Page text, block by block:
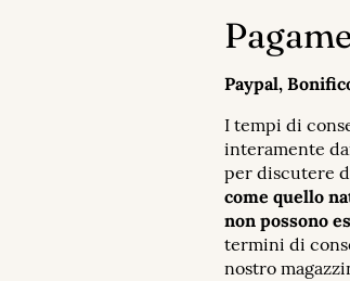
Paypal,
I tempi di
interamente
per discutere
come quello
non possono
termini di
nostro